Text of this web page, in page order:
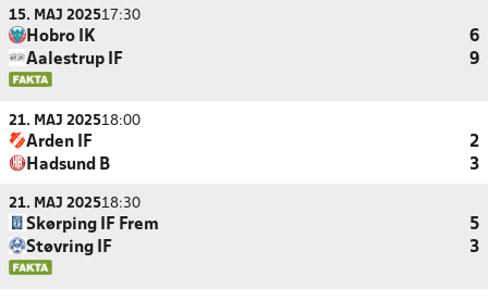
15. MAJ 202517:30
Hobro IK
6
Aalestrup IF
9
21. MAJ 202518:00
Arden IF
2
Hadsund B
3
21. MAJ 202518:30
Skørping IF Frem
5
Støvring IF
3